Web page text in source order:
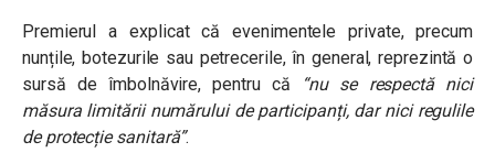
Premierul a explicat că evenimentele private, precum
nunțile, botezurile sau petrecerile, în general, reprezintă o
sursă de îmbolnăvire, pentru că
“nu se respectă nici
măsura limitării numărului de participanți, dar nici regulile
de protecție sanitară”.